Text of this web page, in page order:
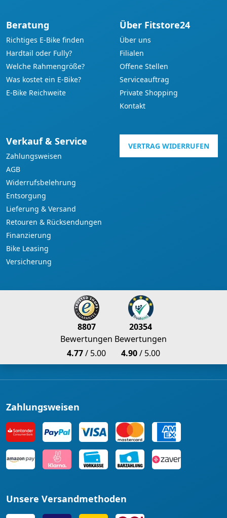
Beratung
Richtiges E-Bike finden
Hardtail oder Fully?
Welche Rahmengröße?
Was kostet ein E-Bike?
E-Bike Reichweite
Über Fitstore24
Über uns
Filialen
Offene Stellen
Serviceauftrag
Private Shopping
Kontakt
Verkauf & Service
Zahlungsweisen
AGB
Widerrufsbelehrung
Entsorgung
Lieferung & Versand
Retouren & Rücksendungen
Finanzierung
Bike Leasing
Versicherung
VERTRAG WIDERRUFEN
8807
Bewertungen
4.77/ 5.00
20354
Bewertungen
4.90/ 5.00
Zahlungsweisen
Unsere Versandmethoden